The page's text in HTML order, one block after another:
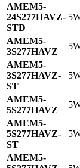
AMEM5-
24S277HAVZ-
STD
AMEM5-
3S277HAVZ
AMEM5-
3S277HAVZ-
ST
AMEM5-
5S277HAVZ
AMEM5-
5S277HAVZ-
ST
AMEM5-